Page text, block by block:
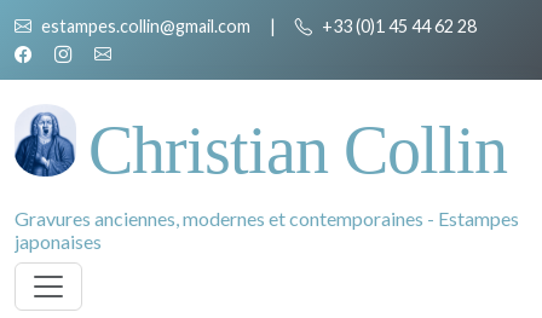
estampes.collin@gmail.com | +33 (0)1 45 44 62 28
Christian Collin
Gravures anciennes, modernes et contemporaines - Estampes
japonaises